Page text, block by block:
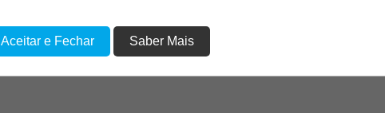
João Heitor - Presidente da Câmara Municipal do Cartaxo
Aceitar e Fechar Saber Mais